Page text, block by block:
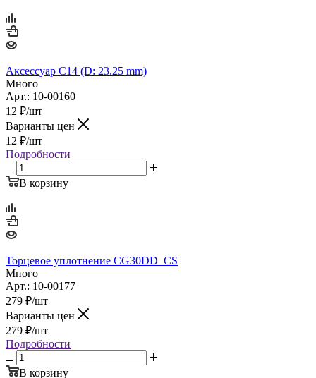
Аксессуар C14 (D: 23.25 mm)
Много
Арт.: 10-00160
12 ₽/шт
Варианты цен
12 ₽/шт
Подробности
В корзину
Торцевое уплотнение CG30DD_CS
Много
Арт.: 10-00177
279 ₽/шт
Варианты цен
279 ₽/шт
Подробности
В корзину